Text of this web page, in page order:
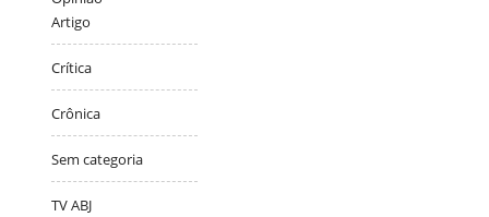
Artigo
Crítica
Crônica
Sem categoria
TV ABJ